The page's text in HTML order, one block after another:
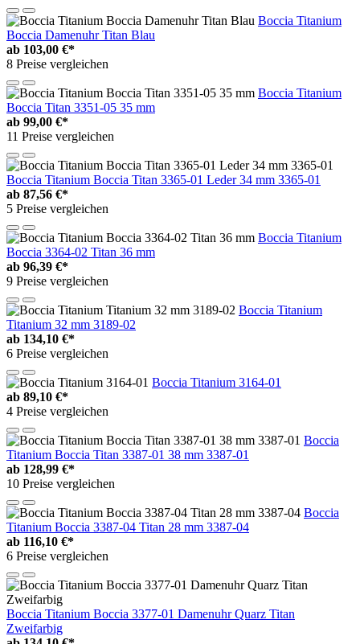
Boccia Titanium
Boccia Damenuhr Titan Blau
ab 103,00 €*
8 Preise vergleichen
Boccia Titanium
Boccia Titan 3351-05 35 mm
ab 99,00 €*
11 Preise vergleichen
Boccia Titanium Boccia Titan 3365-01 Leder 34 mm 3365-01
ab 87,56 €*
5 Preise vergleichen
Boccia Titanium
Boccia 3364-02 Titan 36 mm
ab 96,39 €*
9 Preise vergleichen
Boccia Titanium
Titanium 32 mm 3189-02
ab 134,10 €*
6 Preise vergleichen
Boccia Titanium 3164-01
ab 89,10 €*
4 Preise vergleichen
Boccia
Titanium Boccia Titan 3387-01 38 mm 3387-01
ab 128,99 €*
10 Preise vergleichen
Boccia
Titanium Boccia 3387-04 Titan 28 mm 3387-04
ab 116,10 €*
6 Preise vergleichen
Boccia Titanium Boccia 3377-01 Damenuhr Quarz Titan
Zweifarbig